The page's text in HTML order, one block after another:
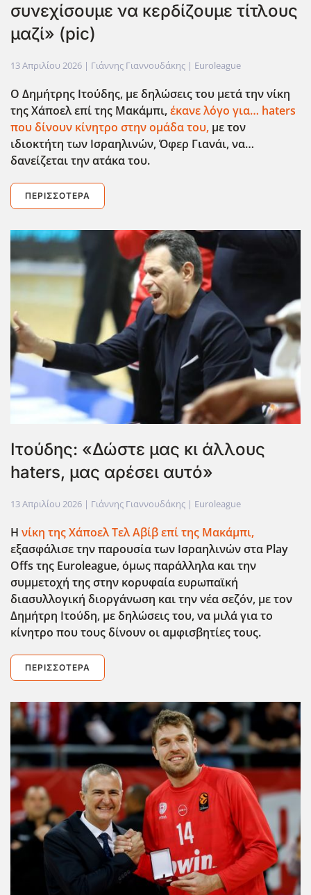
συνεχίσουμε να κερδίζουμε τίτλους
μαζί» (pic)
13 Απριλίου 2026 | Γιάννης Γιαννουδάκης | Euroleague
Ο Δημήτρης Ιτούδης, με δηλώσεις του μετά την νίκη
της Χάποελ επί της Μακάμπι,έκανε λόγο για… haters
που δίνουν κίνητρο στην ομάδα του, με τον
ιδιοκτήτη των Ισραηλινών, Όφερ Γιανάι, να…
δανείζεται την ατάκα του.
ΠΕΡΙΣΣΌΤΕΡΑ
Ιτούδης: «Δώστε μας κι άλλους
haters, μας αρέσει αυτό»
13 Απριλίου 2026 | Γιάννης Γιαννουδάκης | Euroleague
Η νίκη της Χάποελ Τελ Αβίβ επί της Μακάμπι,
εξασφάλισε την παρουσία των Ισραηλινών στα Play
Offs της Euroleague, όμως παράλληλα και την
συμμετοχή της στην κορυφαία ευρωπαϊκή
διασυλλογική διοργάνωση και την νέα σεζόν, με τον
Δημήτρη Ιτούδη, με δηλώσεις του, να μιλά για το
κίνητρο που τους δίνουν οι αμφισβητίες τους.
ΠΕΡΙΣΣΌΤΕΡΑ